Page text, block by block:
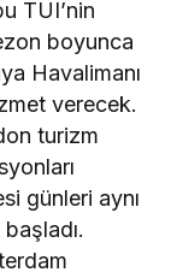
TUI’nin
boyunca
Havalimanı
verecek.
turizm
günleri aynı